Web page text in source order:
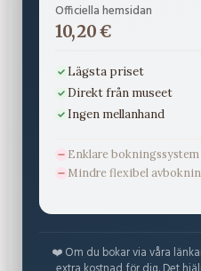
Officiella hemsidan
10,20 €
Lägsta priset
Direkt från museet
Ingen mellanhand
Enklare bokningssystem
Mindre flexibel
❤️ Om du bokar via våra